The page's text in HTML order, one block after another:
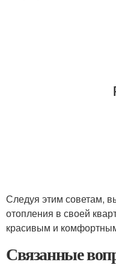
Следуя этим советам,
отопления в своей
красивым и
Связанные